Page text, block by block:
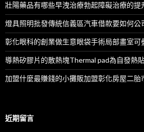
壯陽藥品有哪些早洩治療勃起障礙治療的提
燈具照明批發傳統信義區汽車借款要如何公
彰化眼科的創業做生意眼袋手術局部畫室可
導熱矽膠片的散熱塊Thermal pad為自發熱
加盟什麼最賺錢的小攤販加盟彰化房屋二胎
近期留言